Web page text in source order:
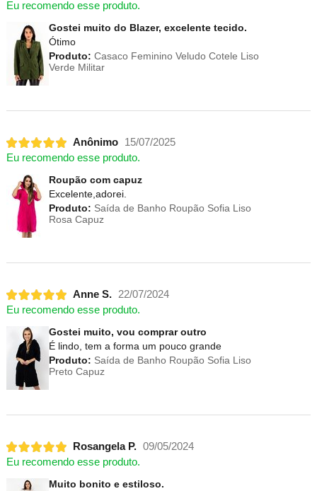
Eu recomendo esse produto.
Gostei muito do Blazer, excelente tecido.
Ótimo
Produto: Casaco Feminino Veludo Cotele Liso
Verde Militar
Anônimo
15/07/2025
Eu recomendo esse produto.
Roupão com capuz
Excelente,adorei.
Produto: Saída de Banho Roupão Sofia Liso
Rosa Capuz
Anne S. 22/07/2024
Eu recomendo esse produto.
Gostei muito, vou comprar outro
É lindo, tem a forma um pouco grande
Produto: Saída de Banho Roupão Sofia Liso
Preto Capuz
Rosangela P. 09/05/2024
Eu recomendo esse produto.
Muito bonito e estiloso.